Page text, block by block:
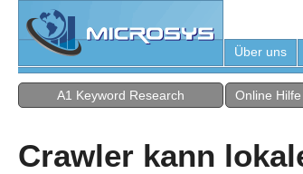
Über uns
A1 Keyword Research Online Hilfe
Crawler kann